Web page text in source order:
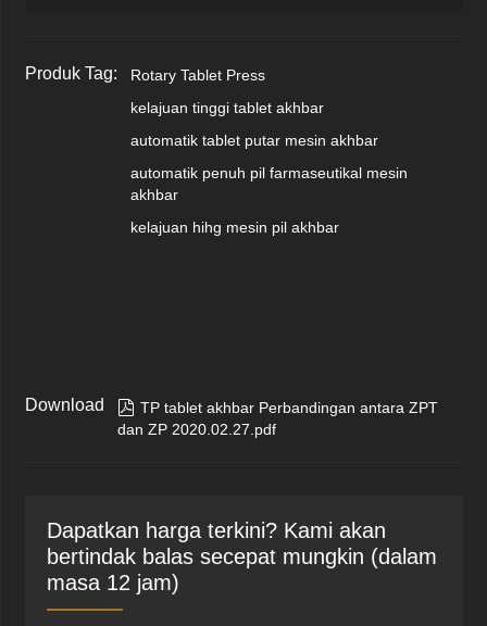
Produk Tag:
Rotary Tablet Press
kelajuan tinggi tablet akhbar
automatik tablet putar mesin akhbar
automatik penuh pil farmaseutikal mesin
akhbar
kelajuan hihg mesin pil akhbar
Download  TP tablet akhbar Perbandingan antara ZPT
dan ZP 2020.02.27.pdf
Dapatkan harga terkini? Kami akan
bertindak balas secepat mungkin (dalam
masa 12 jam)